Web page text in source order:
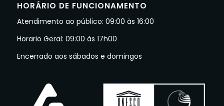
HORÁRIO DE FUNCIONAMENTO
Atendimento ao público: 09:00 às 16:00
Horario Geral: 09:00 às 17h00
Encerrado aos sábados e domingos